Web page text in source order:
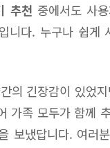
추천 중에서도 사
니다. 누구나 쉽게
의 긴장감이 있었
가족 모두가 함께
보냈답니다. 여러